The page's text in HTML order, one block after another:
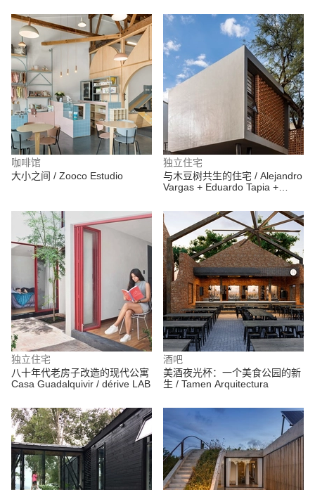
咖啡馆
大小之间 / Zooco Estudio
独立住宅
与木豆树共生的住宅 / Alejandro
Vargas + Eduardo Tapia +
ChristianVillanueva
独立住宅
八十年代老房子改造的现代公寓
Casa Guadalquivir / dérive LAB
酒吧
美酒夜光杯：一个美食公园的新
生 / Tamen Arquitectura